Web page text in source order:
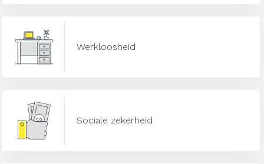
Werkloosheid
Sociale zekerheid